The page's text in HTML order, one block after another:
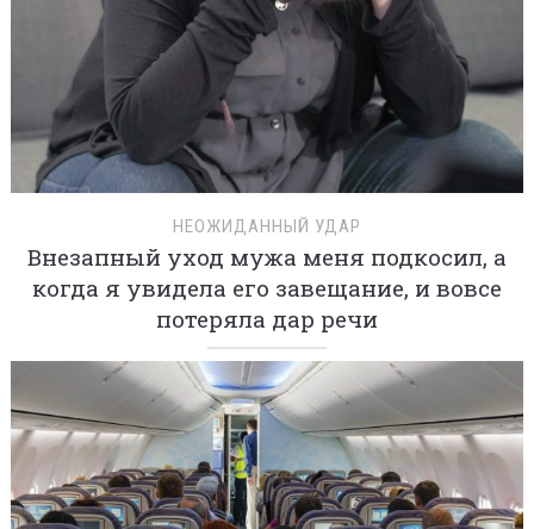
НЕОЖИДАННЫЙ УДАР
Внезапный уход мужа меня подкосил, а
когда я увидела его завещание, и вовсе
потеряла дар речи